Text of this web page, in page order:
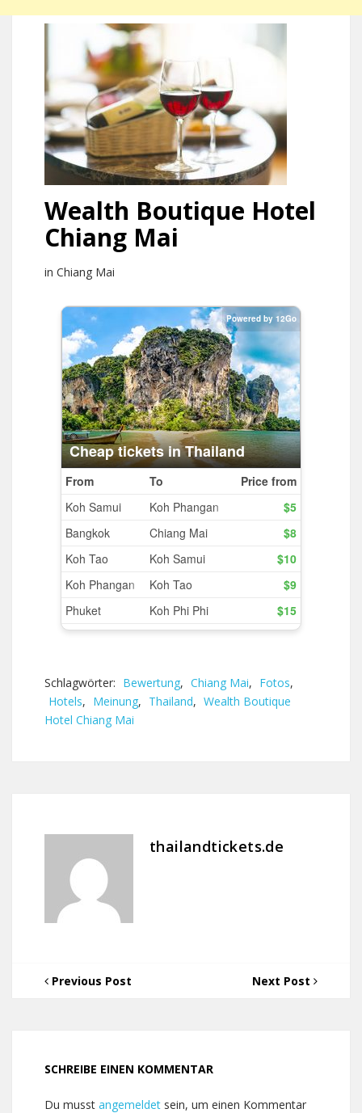
Wealth Boutique Hotel
Chiang Mai
in Chiang Mai
Schlagwörter: Bewertung, Chiang Mai, Fotos,
Hotels, Meinung, Thailand, Wealth Boutique
Hotel Chiang Mai
thailandtickets.de
Previous Post Next Post
SCHREIBE EINEN KOMMENTAR
Du musst angemeldet sein, um einen Kommentar